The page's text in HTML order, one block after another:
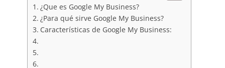
¿Que es Google My Business?
¿Para qué sirve Google My Business?
Características de Google My Business: